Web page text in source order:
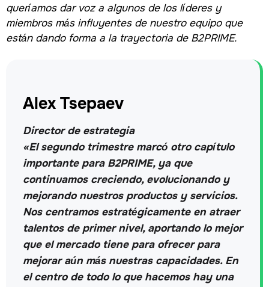
queríamos dar voz a algunos de los líderes y
miembros más influyentes de nuestro equipo que
están dando forma a la trayectoria de B2PRIME.
Alex Tsepaev
Director de estrategia
«El segundo trimestre marcó otro capítulo
importante para B2PRIME, ya que
continuamos creciendo, evolucionando y
mejorando nuestros productos y servicios.
Nos centramos estratégicamente en atraer
talentos de primer nivel, aportando lo mejor
que el mercado tiene para ofrecer para
mejorar aún más nuestras capacidades. En
el centro de todo lo que hacemos hay una